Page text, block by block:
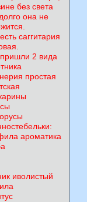
без света
она не
саггитария
2 вида
простая
ароматика
иволистый